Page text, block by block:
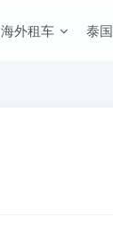
海外租车 泰国